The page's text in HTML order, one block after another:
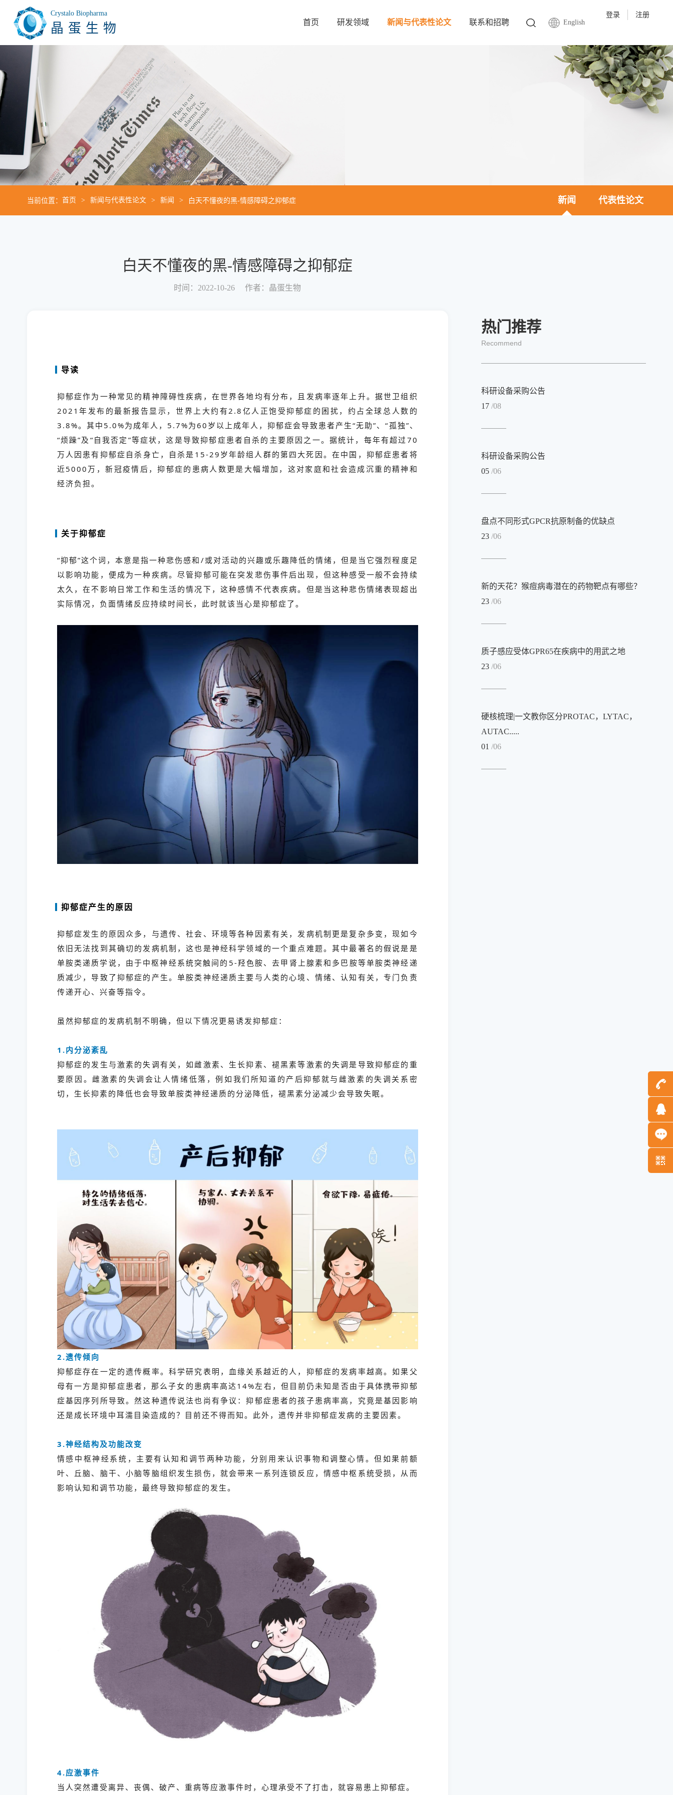
Crystalo Biopharma
晶蛋生物
登录
注册
English
首页 研发领域 新闻与代表性论文 联系和招聘
当前位置： 首页 新闻与代表性论文 新闻 白天不懂夜的黑-情感障碍之抑郁症 新闻 代表性论文
白天不懂夜的黑-情感障碍之抑郁症
时间：2022-10-26 作者：晶蛋生物
导读
抑郁症作为一种常见的精神障碍性疾病，在世界各地均有分布，且发病率逐年上升。据世卫组织
2021年发布的最新报告显示，世界上大约有2.8亿人正饱受抑郁症的困扰，约占全球总人数的
3.8%。其中5.0%为成年人，5.7%为60岁以上成年人，抑郁症会导致患者产生“无助”、“孤独”、
“烦躁”及“自我否定”等症状，这是导致抑郁症患者自杀的主要原因之一。据统计，每年有超过70
万人因患有抑郁症自杀身亡，自杀是15-29岁年龄组人群的第四大死因。在中国，抑郁症患者将
近5000万，新冠疫情后，抑郁症的患病人数更是大幅增加，这对家庭和社会造成沉重的精神和
经济负担。
关于抑郁症
“抑郁”这个词，本意是指一种悲伤感和/或对活动的兴趣或乐趣降低的情绪，但是当它强烈程度足
以影响功能，便成为一种疾病。尽管抑郁可能在突发悲伤事件后出现，但这种感受一般不会持续
太久，在不影响日常工作和生活的情况下，这种感情不代表疾病。但是当这种悲伤情绪表现超出
实际情况，负面情绪反应持续时间长，此时就该当心是抑郁症了。
抑郁症产生的原因
抑郁症发生的原因众多，与遗传、社会、环境等各种因素有关，发病机制更是复杂多变，现如今
依旧无法找到其确切的发病机制，这也是神经科学领域的一个重点难题。其中最著名的假说是是
单胺类递质学说，由于中枢神经系统突触间的5-羟色胺、去甲肾上腺素和多巴胺等单胺类神经递
质减少，导致了抑郁症的产生。单胺类神经递质主要与人类的心境、情绪、认知有关，专门负责
传递开心、兴奋等指令。
虽然抑郁症的发病机制不明确，但以下情况更易诱发抑郁症：
1.内分泌紊乱
抑郁症的发生与激素的失调有关，如雌激素、生长抑素、褪黑素等激素的失调是导致抑郁症的重
要原因。雌激素的失调会让人情绪低落，例如我们所知道的产后抑郁就与雌激素的失调关系密
切，生长抑素的降低也会导致单胺类神经递质的分泌降低，褪黑素分泌减少会导致失眠。
2.遗传倾向
抑郁症存在一定的遗传概率。科学研究表明，血缘关系越近的人，抑郁症的发病率越高。如果父
母有一方是抑郁症患者，那么子女的患病率高达14%左右，但目前仍未知是否由于具体携带抑郁
症基因序列所导致。然这种遗传说法也尚有争议：抑郁症患者的孩子患病率高，究竟是基因影响
还是成长环境中耳濡目染造成的？目前还不得而知。此外，遗传并非抑郁症发病的主要因素。
3.神经结构及功能改变
情感中枢神经系统，主要有认知和调节两种功能，分别用来认识事物和调整心情。但如果前额
叶、丘脑、脑干、小脑等脑组织发生损伤，就会带来一系列连锁反应，情感中枢系统受损，从而
影响认知和调节功能，最终导致抑郁症的发生。
4.应激事件
当人突然遭受离异、丧偶、破产、重病等应激事件时，心理承受不了打击，就容易患上抑郁症。
热门推荐
Recommend
科研设备采购公告
17/08
科研设备采购公告
05/06
盘点不同形式GPCR抗原制备的优缺点
23/06
新的天花？猴痘病毒潜在的药物靶点有哪些？
23/06
质子感应受体GPR65在疾病中的用武之地
23/06
硬核梳理|一文教你区分PROTAC，LYTAC，
AUTAC.....
01/06